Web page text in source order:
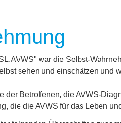
war die Selbst-
sehen und einschätzen und
der Betroffenen, die AVWS-
die die AVWS für das Leben